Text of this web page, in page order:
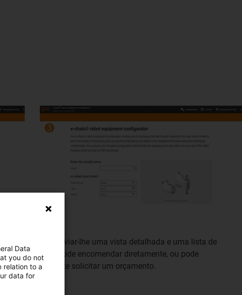
Podemos enviar-lhe uma vista detalhada e uma lista de
peças que pode encomendar diretamente, ou pode
simplesmente solicitar um orçamento.
Data
you do not
relation to a
data for